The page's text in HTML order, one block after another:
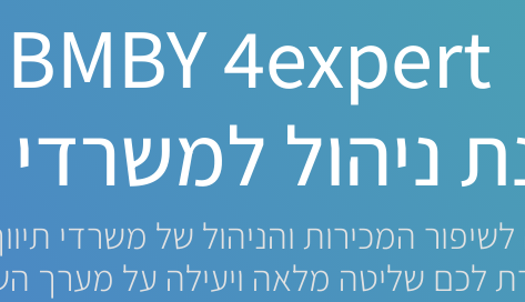
BMBY 4expert
ניהול למשרדי
המכירות והניהול של משרדי
שליטה מלאה ויעילה על מערך